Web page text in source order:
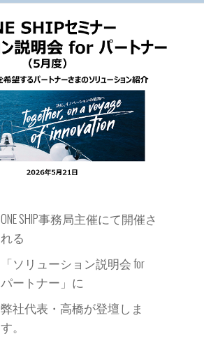
ONE SHIP事務局主催にて開催さ
れる
「ソリューション説明会 for
パートナー」に
弊社代表・高橋が登壇しま
す。